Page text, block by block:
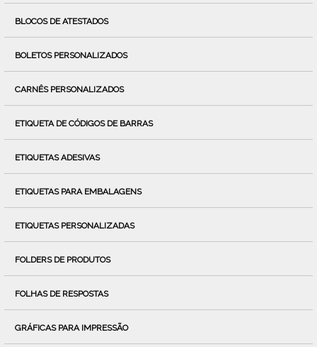
BLOCOS DE ATESTADOS
BOLETOS PERSONALIZADOS
CARNÊS PERSONALIZADOS
ETIQUETA DE CÓDIGOS DE BARRAS
ETIQUETAS ADESIVAS
ETIQUETAS PARA EMBALAGENS
ETIQUETAS PERSONALIZADAS
FOLDERS DE PRODUTOS
FOLHAS DE RESPOSTAS
GRÁFICAS PARA IMPRESSÃO